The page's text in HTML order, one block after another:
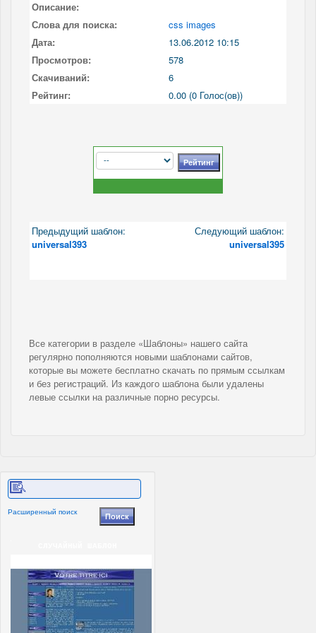
Описание:
Слова для поиска:
css images
Дата:
13.06.2012 10:15
Просмотров:
578
Скачиваний:
6
Рейтинг:
0.00 (0 Голос(ов))
Предыдущий шаблон:
universal393
Следующий шаблон:
universal395
Все категории в разделе «Шаблоны» нашего сайта
регулярно пополняются новыми шаблонами сайтов,
которые вы можете бесплатно скачать по прямым ссылкам
и без регистраций. Из каждого шаблона были удалены
левые ссылки на различные порно ресурсы.
Расширенный поиск